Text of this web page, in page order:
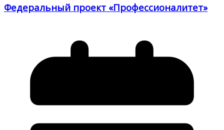
Федеральный проект «Профессионалитет»